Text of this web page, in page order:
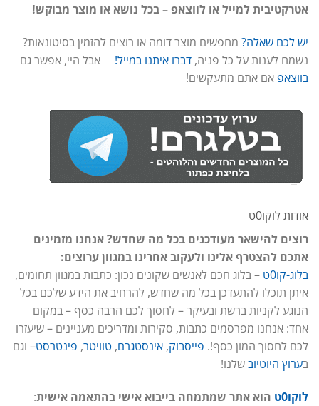
אטרקטיבית למייל או לווצאפ – בכל נושא או מוצר מבוקש!
יש לכם שאלה? מחפשים מוצר דומה או רוצים להזמין בסיטונאות?
נשמח לענות על כל פניה, דברו איתנו במייל! אבל היי, אפשר גם
בווצאפאם אתם מתעקשים!
אודות לוקו0ט
רוצים להישאר מעודכנים בכל מה שחדש? אנחנו מזמינים
אתכם להצטרף אלינו ולעקוב אחרינו במגוון ערוצים:
בלוג-קו0ט
– בלוג חכם לאנשים שקונים נכון: כתבות במגוון תחומים,
איתן תוכלו להתעדכן בכל מה שחדש, להרחיב את הידע שלכם בכל
הנוגע לקניות ברשת ובעיקר – לחסוך לכם הרבה כסף – במקום
אחד: אנחנו מפרסמים כתבות, סקירות ומדריכים מעניינים – שיעזרו
לכם לחסוך המון כסף!. פייסבוק, אינסטגרם, טוויטר, פינטרסט– וגם
בערוץ היוטיובשלנו!
לוקו0ט הוא אתר שמתמחה בייבוא אישי בהתאמה אישית: